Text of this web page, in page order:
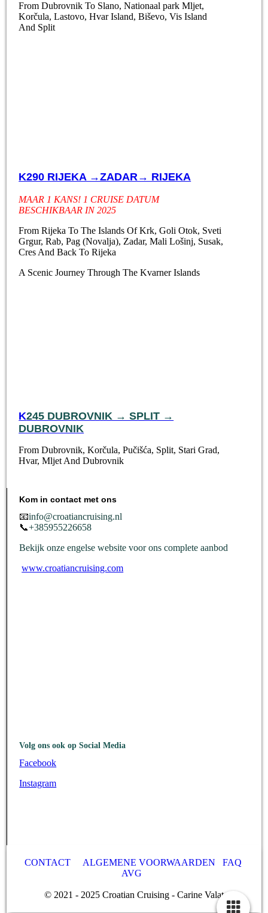
From Dubrovnik To Slano, Nationaal park Mljet,
Korčula, Lastovo, Hvar Island, Biševo, Vis Island
And Split
K290 RIJEKA →ZADAR→ RIJEKA
MAAR 1 KANS! 1 CRUISE DATUM
BESCHIKBAAR IN 2025
From Rijeka To The Islands Of Krk, Goli Otok, Sveti
Grgur, Rab, Pag (Novalja), Zadar, Mali Lošinj, Susak,
Cres And Back To Rijeka
A Scenic Journey Through The Kvarner Islands
K245 DUBROVNIK → SPLIT →
DUBROVNIK
From Dubrovnik, Korčula, Pučišća, Split, Stari Grad,
Hvar, Mljet And Dubrovnik
Kom in contact met ons
📧info@croatiancruising.nl
📞+385955226658
Bekijk onze engelse website voor ons complete aanbod
www.croatiancruising.com
Volg ons ook op Social Media
Facebook
Instagram
CONTACT ALGEMENE VOORWAARDEN
FAQ
AVG
© 2021 - 2025 Croatian Cruising - Carine Valat